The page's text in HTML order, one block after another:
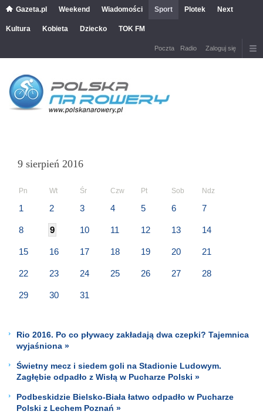
Gazeta.pl Weekend Wiadomości Sport Plotek Next
Kultura Kobieta Dziecko TOK FM
Poczta Radio Zaloguj się
9 sierpień 2016
Pn Wt Śr Czw Pt Sob Ndz
1 2 3 4 5 6 7
8 9 10 11 12 13 14
15 16 17 18 19 20 21
22 23 24 25 26 27 28
29 30 31
Rio 2016. Po co pływacy zakładają dwa czepki? Tajemnica
wyjaśniona »
Świetny mecz i siedem goli na Stadionie Ludowym.
Zagłębie odpadło z Wisłą w Pucharze Polski »
Podbeskidzie Bielsko-Biała łatwo odpadło w Pucharze
Polski z Lechem Poznań »